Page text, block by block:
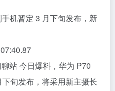
机暂定 3 月下旬发布，新
站 今日爆料，华为 P70
旬发布，将采用新主摄长